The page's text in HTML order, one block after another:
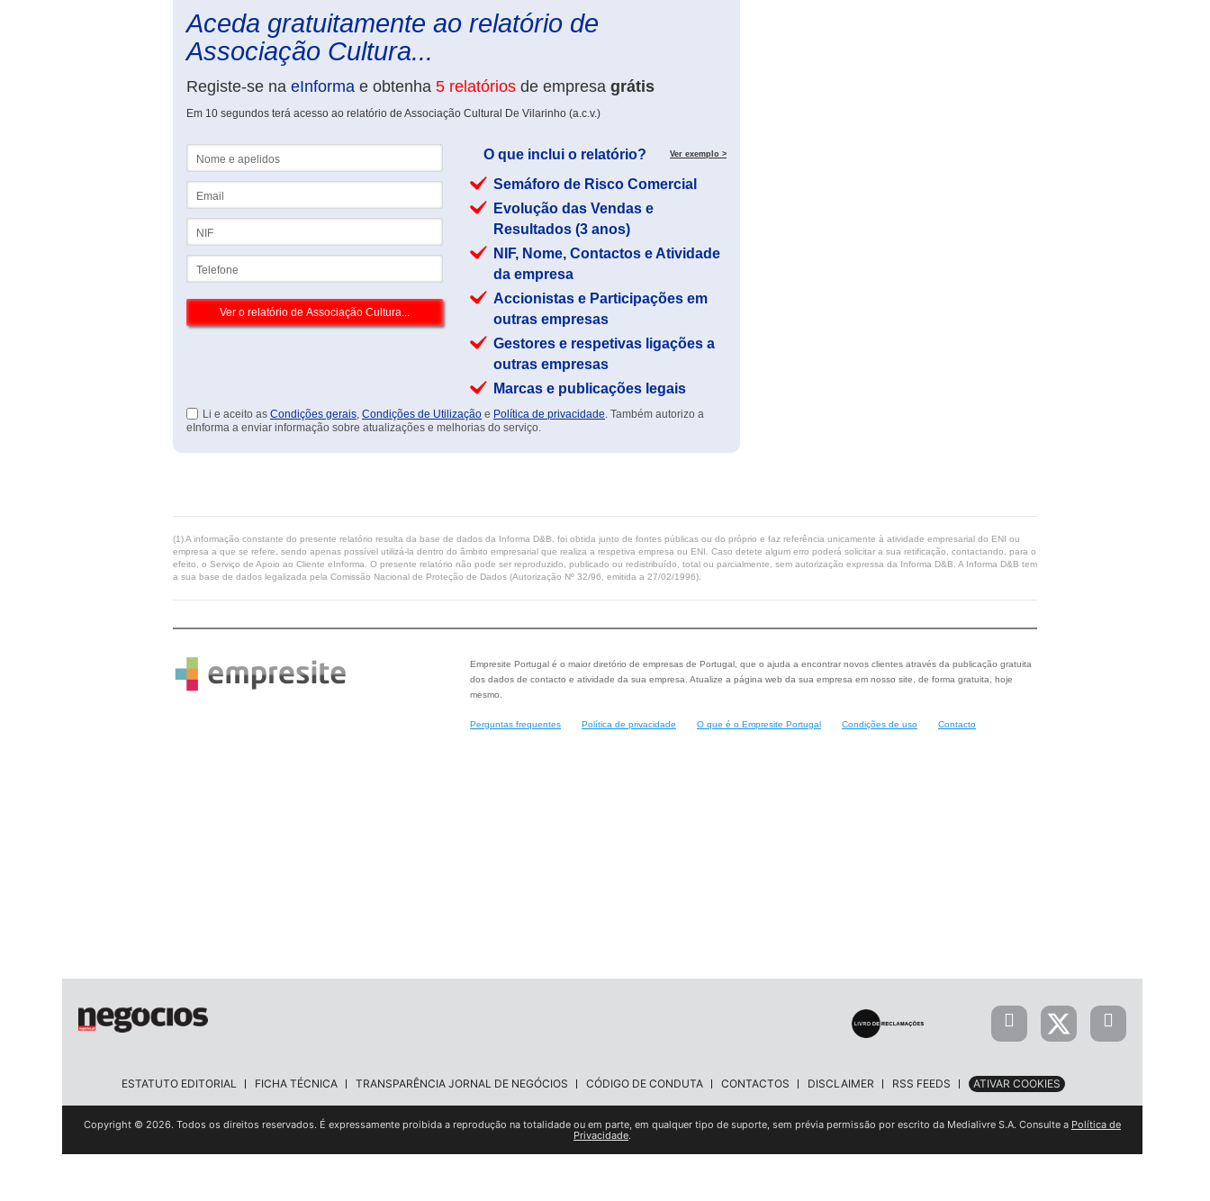
Aceda gratuitamente ao relatório de
Associação Cultura...
Registe-se na eInforma e obtenha 5 relatórios de empresa grátis
Em 10 segundos terá acesso ao relatório de Associação Cultural De Vilarinho (a.c.v.)
O que inclui o relatório? Ver exemplo >
Semáforo de Risco Comercial
Evolução das Vendas e
Resultados (3 anos)
NIF, Nome, Contactos e Atividade
da empresa
Accionistas e Participações em
outras empresas
Gestores e respetivas ligações a
outras empresas
Marcas e publicações legais
Li e aceito as Condições gerais, Condições de Utilização e Política de privacidade. Também autorizo a
eInforma a enviar informação sobre atualizações e melhorias do serviço.
(1) A informação constante do presente relatório resulta da base de dados da Informa D&B, foi obtida junto de fontes públicas ou do próprio e faz referência unicamente à atividade empresarial do ENI ou
empresa a que se refere, sendo apenas possível utilizá-la dentro do âmbito empresarial que realiza a respetiva empresa ou ENI. Caso detete algum erro poderá solicitar a sua retificação, contactando, para o
efeito, o Serviço de Apoio ao Cliente eInforma. O presente relatório não pode ser reproduzido, publicado ou redistribuído, total ou parcialmente, sem autorização expressa da Informa D&B. A Informa D&B tem
a sua base de dados legalizada pela Comissão Nacional de Proteção de Dados (Autorização Nº 32/96, emitida a 27/02/1996).
Empresite Portugal é o maior diretório de empresas de Portugal, que o ajuda a encontrar novos clientes através da publicação gratuita
dos dados de contacto e atividade da sua empresa. Atualize a página web da sua empresa em nosso site, de forma gratuita, hoje
mesmo.
Perguntas frequentes Política de privacidade O que é o Empresite Portugal Condições de uso Contacto